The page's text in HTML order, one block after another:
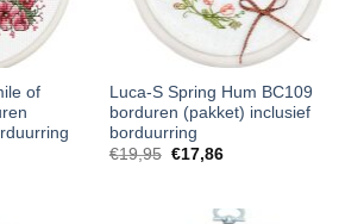
of
Luca-S Spring Hum BC109
borduren (pakket) inclusief
borduurring
€19,95 €17,86